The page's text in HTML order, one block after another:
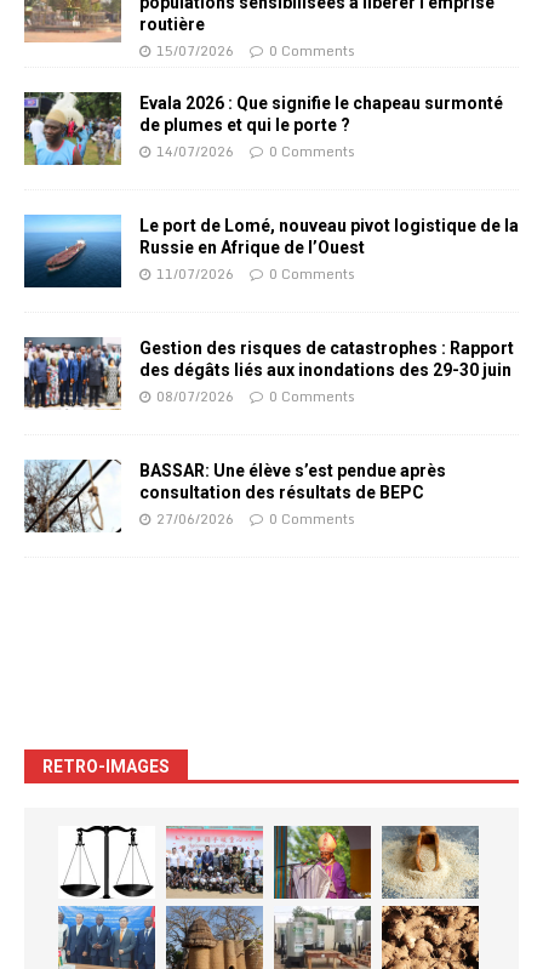
routière
15/07/2026 0 Comments
Evala 2026 : Que signifie le chapeau surmonté
de plumes et qui le porte ?
14/07/2026 0 Comments
Le port de Lomé, nouveau pivot logistique de la
Russie en Afrique de l’Ouest
11/07/2026 0 Comments
Gestion des risques de catastrophes : Rapport
des dégâts liés aux inondations des 29-30 juin
08/07/2026 0 Comments
BASSAR: Une élève s’est pendue après
consultation des résultats de BEPC
27/06/2026 0 Comments
RETRO-IMAGES